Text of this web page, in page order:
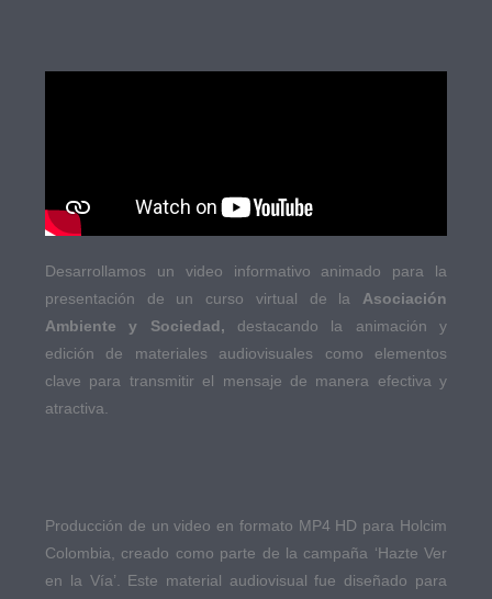
Desarrollamos un video informativo animado para la
presentación de un curso virtual de la Asociación
Ambiente y Sociedad, destacando la animación y
edición de materiales audiovisuales como elementos
clave para transmitir el mensaje de manera efectiva y
atractiva.
Producción de un video en formato MP4 HD para Holcim
Colombia, creado como parte de la campaña ‘Hazte Ver
en la Vía’. Este material audiovisual fue diseñado para